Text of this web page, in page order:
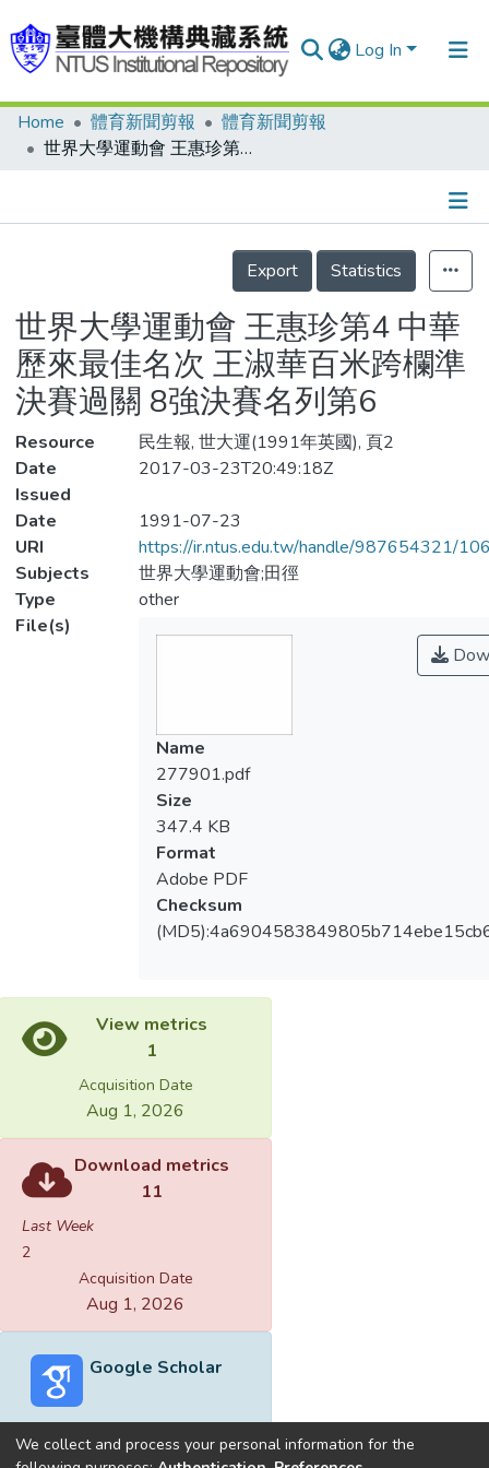
Log In
Communities & Collections
Statistics
Home 體育新聞剪報
體育新聞剪報
世界大學運動會 王惠珍第4 中華歷來最佳名次 王淑華百米跨欄準決賽過關 8強決賽名列第6
Details
Export
Statistics
世界大學運動會 王惠珍第4 中華
歷來最佳名次 王淑華百米跨欄準
決賽過關 8強決賽名列第6
Resource
民生報, 世大運(1991年英國), 頁2
Date
Issued
2017-03-23T20:49:18Z
Date
1991-07-23
URI
https://ir.ntus.edu.tw/handle/987654321/
Subjects
世界大學運動會;田徑
Type
other
File(s)
Name
277901.pdf
Size
347.4 KB
Format
Adobe PDF
Checksum
View metrics
1
Acquisition Date
Aug 1, 2026
Download metrics
11
Last Week
2
Acquisition Date
Aug 1, 2026
Google Scholar
We collect and process your personal information for the